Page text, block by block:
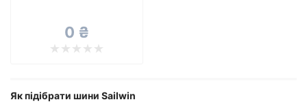
0 ₴
Як підібрати шини Sailwin
Тип транспортного засобу